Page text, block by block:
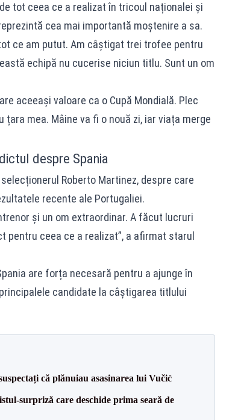
tot ceea ce a realizat în tricoul naționalei și
cea mai importantă moștenire a sa.
ce am putut. Am câștigat trei trofee pentru
echipă nu cucerise niciun titlu. Sunt un om
aceeași valoare ca o Cupă Mondială. Plec
mea. Mâine va fi o nouă zi, iar viața merge
despre Spania
Roberto Martinez, despre care
recente ale Portugaliei.
și un om extraordinar. A făcut lucruri
ceea ce a realizat”, a afirmat starul
are forța necesară pentru a ajunge în
candidate la câștigarea titlului
că plănuiau asasinarea lui Vučić
surpriză care deschide prima seară de